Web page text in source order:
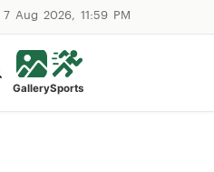
7 Aug 2026, 11:59 PM
Sports
Gallery